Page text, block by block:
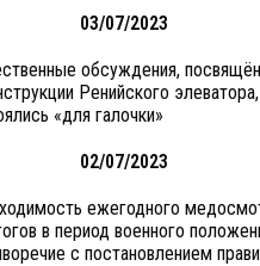
03/07/2023
обсуждения,
Ренийского элеватора,
«для галочки»
02/07/2023
ежегодного
в период военного
с постановлением